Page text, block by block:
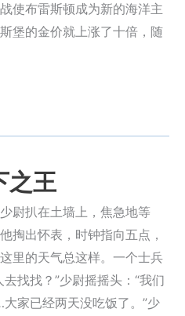
使布雷斯顿成为新的海洋主
堡的金价就上涨了十倍，随
之王
尉扒在土墙上，焦急地等
掏出怀表，时钟指向五点，
里的天气总这样。一个士兵
找找？”少尉摇摇头：“我们
家已经两天没吃饭了。”少